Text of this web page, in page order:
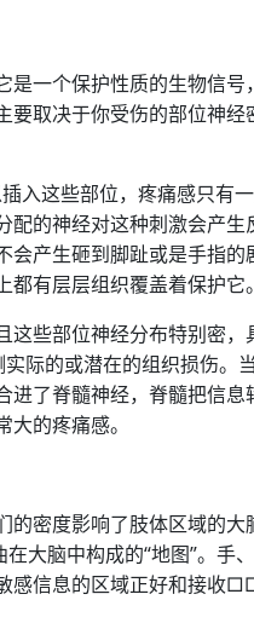
一个保护性质的生物信
取决于你受伤的部位神
入这些部位，疼痛感只有
的神经对这种刺激会产
产生砸到脚趾或是手指
有层层组织覆盖着保护它。
些部位神经分布特别密
际的或潜在的组织损伤。
了脊髓神经，脊髓把信
的疼痛感。
密度影响了肢体区域的
大脑中构成的“地图”。手
感信息的区域正好和接收